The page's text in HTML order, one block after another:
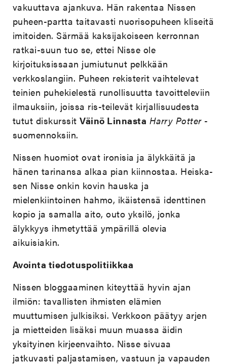
vakuuttava ajankuva. Hän rakentaa Nissen
puheen-partta taitavasti nuorisopuheen kliseitä
imitoiden. Särmää kaksijakoiseen kerronnan
ratkai-suun tuo se, ettei Nisse ole
kirjoituksissaan jumiutunut pelkkään
verkkoslangiin. Puheen rekisterit vaihtelevat
teinien puhekielestä runollisuutta tavoitteleviin
ilmauksiin, joissa ris-teilevät kirjallisuudesta
tutut diskurssitVäinö Linnasta Harry Potter-
suomennoksiin.
Nissen huomiot ovat ironisia ja älykkäitä ja
hänen tarinansa alkaa pian kiinnostaa. Heiska-
sen Nisse onkin kovin hauska ja
mielenkiintoinen hahmo, ikäistensä identtinen
kopio ja samalla aito, outo yksilö, jonka
älykkyys ihmetyttää ympärillä olevia
aikuisiakin.
Avointa tiedotuspolitiikkaa
Nissen bloggaaminen kiteyttää hyvin ajan
ilmiön: tavallisten ihmisten elämien
muuttumisen julkisiksi. Verkkoon päätyy arjen
ja mietteiden lisäksi muun muassa äidin
yksityinen kirjeenvaihto. Nisse sivuaa
jatkuvasti paljastamisen, vastuun ja vapauden